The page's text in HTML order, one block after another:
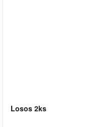
Losos 2ks